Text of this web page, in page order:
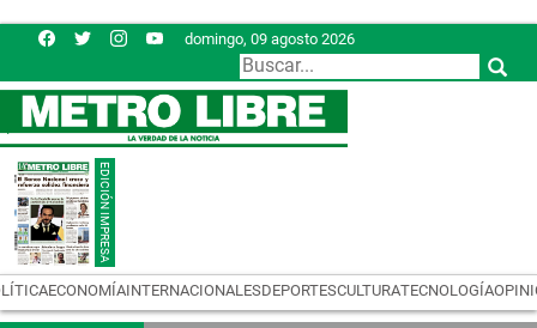
domingo, 09 agosto 2026
ECONOMÍAINTERNACIONALESDEPORTESCULTURATECNOLOGÍA